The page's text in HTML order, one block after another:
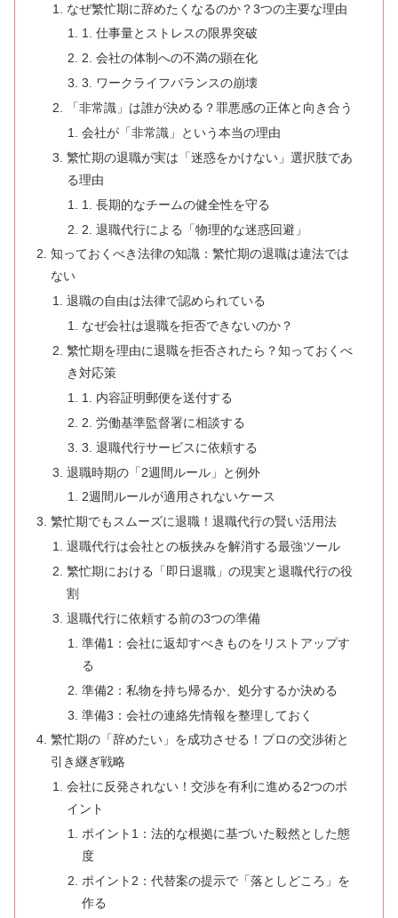
なぜ繁忙期に辞めたくなるのか？3つの主要な理由
1. 仕事量とストレスの限界突破
2. 会社の体制への不満の顕在化
3. ワークライフバランスの崩壊
「非常識」は誰が決める？罪悪感の正体と向き合う
会社が「非常識」という本当の理由
繁忙期の退職が実は「迷惑をかけない」選択肢であ
る理由
1. 長期的なチームの健全性を守る
2. 退職代行による「物理的な迷惑回避」
知っておくべき法律の知識：繁忙期の退職は違法では
ない
退職の自由は法律で認められている
なぜ会社は退職を拒否できないのか？
繁忙期を理由に退職を拒否されたら？知っておくべ
き対応策
1. 内容証明郵便を送付する
2. 労働基準監督署に相談する
3. 退職代行サービスに依頼する
退職時期の「2週間ルール」と例外
2週間ルールが適用されないケース
繁忙期でもスムーズに退職！退職代行の賢い活用法
退職代行は会社との板挟みを解消する最強ツール
繁忙期における「即日退職」の現実と退職代行の役
割
退職代行に依頼する前の3つの準備
準備1：会社に返却すべきものをリストアップす
る
準備2：私物を持ち帰るか、処分するか決める
準備3：会社の連絡先情報を整理しておく
繁忙期の「辞めたい」を成功させる！プロの交渉術と
引き継ぎ戦略
会社に反発されない！交渉を有利に進める2つのポ
イント
ポイント1：法的な根拠に基づいた毅然とした態
度
ポイント2：代替案の提示で「落としどころ」を
作る